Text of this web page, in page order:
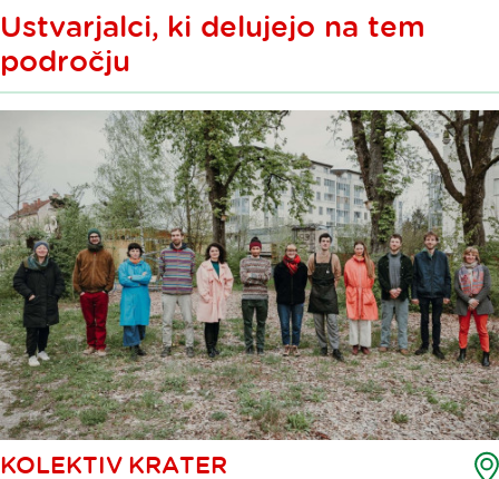
Ustvarjalci, ki delujejo na tem
področju
KOLEKTIV KRATER